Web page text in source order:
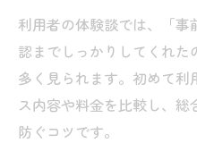
ハウスクリーニ
ポイント
一軒家のハウス
底解説
利用者の体験談では、「
認までしっかりしてくれた
多く見られます。初めて
ス内容や料金を比較し、
防ぐコツです。